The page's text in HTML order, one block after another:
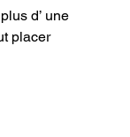
d’ une
placer